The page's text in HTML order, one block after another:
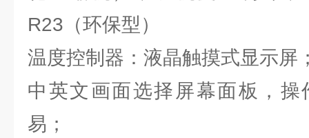
R23（环保型）
温度控制器：液晶触摸式显示屏
中英文画面选择屏幕面板，
易；